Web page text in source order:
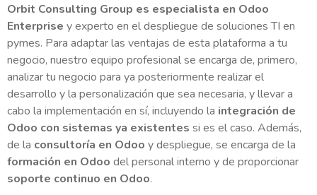
Orbit Consulting Group es especialista en Odoo
Enterprise y experto en el despliegue de soluciones TI en
pymes. Para adaptar las ventajas de esta plataforma a tu
negocio, nuestro equipo profesional se encarga de, primero,
analizar tu negocio para ya posteriormente realizar el
desarrollo y la personalización que sea necesaria, y llevar a
cabo la implementación en sí, incluyendo la integración de
Odoo con sistemas ya existentes si es el caso. Además,
de la consultoría en Odoo y despliegue, se encarga de la
formación en Odoo del personal interno y de proporcionar
soporte continuo en Odoo.